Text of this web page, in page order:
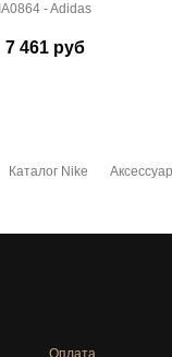
IA0864 - Adidas
7 461руб
Каталог Nike
Оплата